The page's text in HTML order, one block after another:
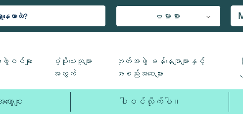
ဗမာစာ
ဝင်များ
ပံ့ပိုးပေးသူများ
အတွက်
ဘုတ်အဖွဲ့ မန်နေဂျာများနှင့်
အစည်းအဝေးများ
ာငျး ပါဝင်လိုက်ပါ။